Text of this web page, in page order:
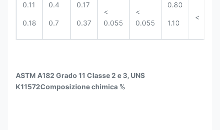
0.11
0.18
0.4
0.7
0.17
0.37
<
0.055
<
0.055
0.80
1.10
<
ASTM A182 Grado 11 Classe 2 e 3, UNS
K11572Composizione chimica %